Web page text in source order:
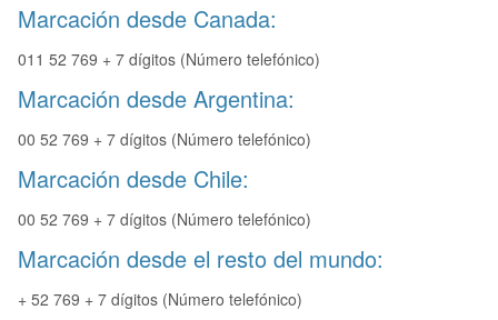
Marcación desde Canada:
011 52 769 + 7 dígitos (Número telefónico)
Marcación desde Argentina:
00 52 769 + 7 dígitos (Número telefónico)
Marcación desde Chile:
00 52 769 + 7 dígitos (Número telefónico)
Marcación desde el resto del mundo:
+ 52 769 + 7 dígitos (Número telefónico)